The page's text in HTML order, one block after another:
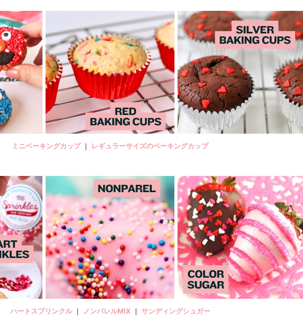
ミニベーキングカップ｜ レギュラーサイズのベーキングカップ
ハートスプリンクル｜ ノンパレルMIX ｜ サンディングシュガー